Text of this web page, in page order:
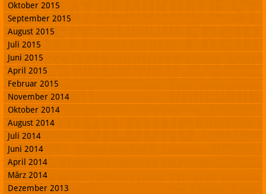
Oktober 2015
September 2015
August 2015
Juli 2015
Juni 2015
April 2015
Februar 2015
November 2014
Oktober 2014
August 2014
Juli 2014
Juni 2014
April 2014
März 2014
Dezember 2013